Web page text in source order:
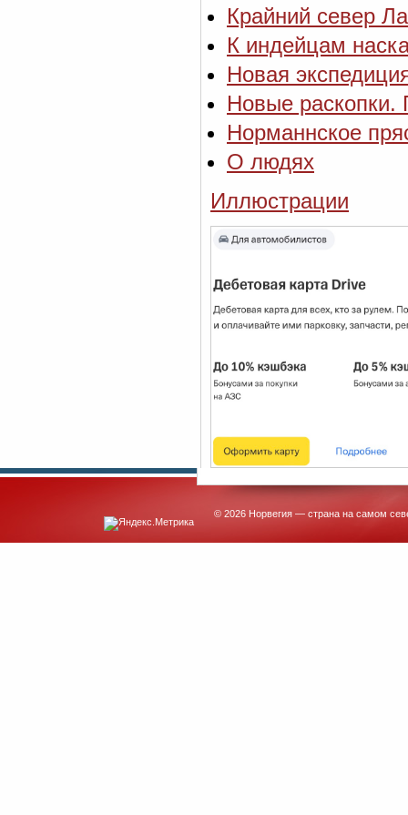
Крайний север
К индейцам
Новая
Новые раскопки.
Норманнское
О людях
Иллюстрации
© 2026 Норвегия — страна на самом